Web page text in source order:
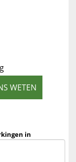
WETEN
in